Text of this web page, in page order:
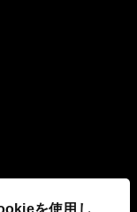
を使用し